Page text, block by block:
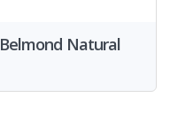
Belmond Natural